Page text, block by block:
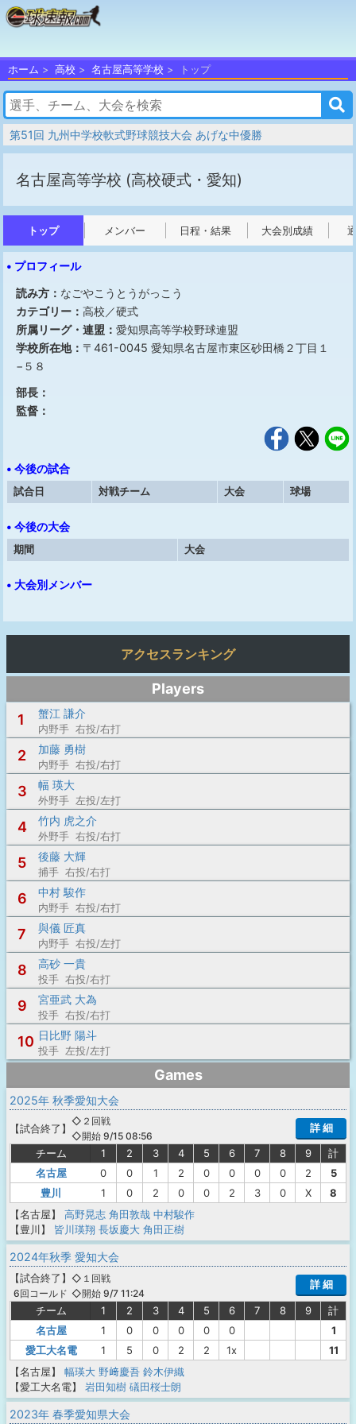
ホーム 高校 名古屋高等学校 トップ
第51回 九州中学校軟式野球競技大会 あげな中優勝
名古屋高等学校 (高校硬式・愛知)
トップ メンバー 日程・結果 大会別成績
• プロフィール
読み方： なごやこうとうがっこう
カテゴリー： 高校／硬式
所属リーグ・連盟： 愛知県高等学校野球連盟
学校所在地： 〒461-0045 愛知県名古屋市東区砂田橋２丁目１
−５８
部長：
監督：
• 今後の試合
試合日
対戦チーム 大会 球場
• 今後の大会
期間
大会
• 大会別メンバー
アクセスランキング
Players
1
蟹江 謙介
内野手 右投/右打
2 加藤 勇樹
内野手 右投/右打
3 幅 瑛大
外野手 左投/左打
4 竹内 虎之介
外野手 右投/右打
5 後藤 大輝
捕手 右投/右打
6 中村 駿作
内野手 右投/右打
7 與儀 匠真
内野手 右投/左打
8 高砂 一貴
投手 右投/右打
9 宮亜武 大為
投手 右投/右打
10 日比野 陽斗
投手 左投/左打
Games
2025年 秋季愛知大会
【試合終了 】
◇２回戦
◇開始 9/15 08:56
詳 細
チーム 1 2 3 4 5 6 7 8 9
計
名古屋
0 0 1 2 0 0 0 0 2
5
豊川
1 0 2 0 0 2 3 0 X
8
【名古屋】
高野晃志 角田敦哉 中村駿作
【豊川】
皆川瑛翔 長坂慶大 角田正樹
2024年秋季 愛知大会
【試合終了 】
6回コールド
◇１回戦
◇開始 9/7 11:24
詳 細
チーム 1 2 3 4 5 6 7 8 9
計
名古屋
1 0 0 0 0 0
1
愛工大名電
1 5 0 2 2 1x
11
【名古屋】
幅瑛大 野﨑慶吾 鈴木伊織
【愛工大名電】
岩田知樹 礒田桜士朗
2023年 春季愛知県大会